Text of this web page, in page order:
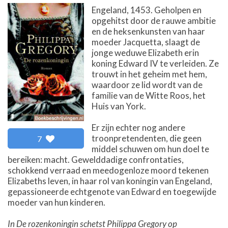
7
Engeland, 1453. Geholpen en
opgehitst door de rauwe ambitie
en de heksenkunsten van haar
moeder Jacquetta, slaagt de
jonge weduwe Elizabeth erin
koning Edward IV te verleiden. Ze
trouwt in het geheim met hem,
waardoor ze lid wordt van de
familie van de Witte Roos, het
Huis van York.
Er zijn echter nog andere
troonpretendenten, die geen
middel schuwen om hun doel te
bereiken: macht. Gewelddadige confrontaties,
schokkend verraad en meedogenloze moord tekenen
Elizabeths leven, in haar rol van koningin van Engeland,
gepassioneerde echtgenote van Edward en toegewijde
moeder van hun kinderen.
In De rozenkoningin schetst Philippa Gregory op